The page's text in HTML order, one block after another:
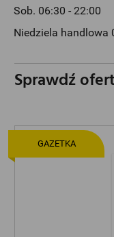
Sob. 06:30 - 22:00
Niedziela handlowa
Sprawdź
GAZETKA